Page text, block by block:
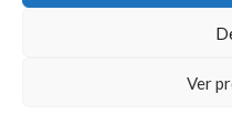
Ver